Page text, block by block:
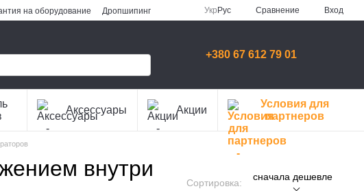
на оборудование
Дропшипинг
Укр Рус Сравнение Вход
+380 67 612 79 01
Аксессуары Акции
Условия для
партнеров
внутри
Сортировка:
сначала дешевле